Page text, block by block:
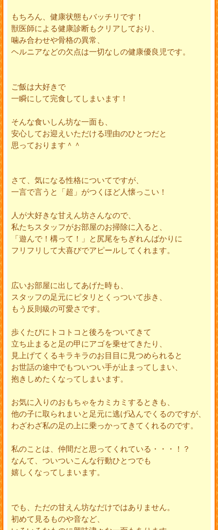
もちろん、健康状態もバッチリです！
獣医師による健康診断もクリアしており、
噛み合わせや骨格の異常、
ヘルニアなどの欠点は一切なしの健康優良児です。
ご飯は大好きで
一瞬にして完食してしまいます！
そんな食いしん坊な一面も、
安心してお迎えいただける理由のひとつだと
思っております＾＾
さて、気になる性格についてですが、
一言で言うと「超」がつくほど人懐っこい！
人が大好きな甘えん坊さんなので、
私たちスタッフがお部屋のお掃除に入ると、
「遊んで！構って！」と尻尾をちぎれんばかりに
フリフリして大喜びでアピールしてくれます。
広いお部屋に出してあげた時も、
スタッフの足元にピタリとくっついて歩き、
もう反則級の可愛さです。
歩くたびにトコトコと後ろをついてきて
立ち止まると足の甲にアゴを乗せてきたり、
見上げてくるキラキラのお目目に見つめられると
お世話の途中でもついつい手が止まってしまい、
抱きしめたくなってしまいます。
お気に入りのおもちゃをカミカミするときも、
他の子に取られまいと足元に逃げ込んでくるのですが、
わざわざ私の足の上に乗っかってきてくれるのです。
私のことは、仲間だと思ってくれている・・・！？
なんて、ついついこんな行動ひとつでも
嬉しくなってしまいます。
でも、ただの甘えん坊なだけではありません。
初めて見るものや音など、